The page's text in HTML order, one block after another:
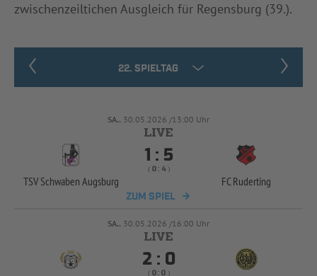
zwischenzeiltichen Ausgleich für Regensburg (39.).
SA.. 30.05.2026 /13:00 Uhr
TSV Schwaben Augsburg
 : 
( :  )
FC Ruderting
ZUM SPIEL
SA.. 30.05.2026 /16:00 Uhr
 : 
( :  )